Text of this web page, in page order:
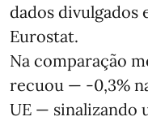
dados divulgados
Eurostat.
Na comparação
recuou — -0,3%
UE — sinalizando